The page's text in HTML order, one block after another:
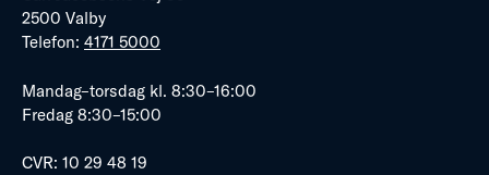
2500 Valby
Telefon: 4171 5000
Mandag–torsdag kl. 8:30–16:00
Fredag 8:30–15:00
CVR: 10 29 48 19